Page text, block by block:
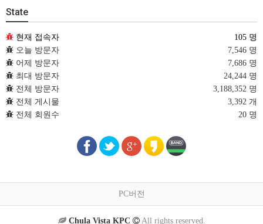
State
현재 접속자
105 명
오늘 방문자
7,546 명
어제 방문자
7,686 명
최대 방문자
24,244 명
전체 방문자
3,188,352 명
전체 게시물
3,392 개
전체 회원수
20 명
PC버전
Chula Vista KPC All rights reserved.